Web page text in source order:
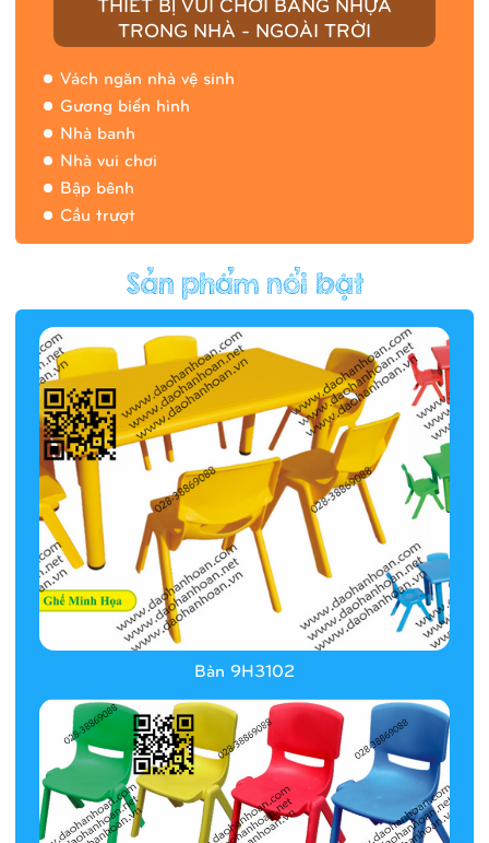
TRONG NHÀ - NGOÀI TRỜI
Vách ngăn nhà vệ sinh
Gương biến hình
Nhà banh
Nhà vui chơi
Bập bênh
Cầu trượt
Hàng rào/nhà banh 9H5412
Bàn 9H3102